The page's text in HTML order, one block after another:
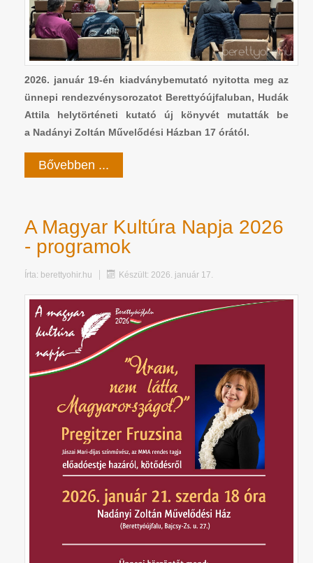
2026. január 19-én kiadványbemutató nyitotta meg az
ünnepi rendezvénysorozatot Berettyóújfaluban, Hudák
Attila helytörténeti kutató új könyvét mutatták be
a Nadányi Zoltán Művelődési Házban 17 órától.
Bővebben ...
A Magyar Kultúra Napja 2026
- programok
Írta: berettyohir.hu Készült: 2026. január 17.